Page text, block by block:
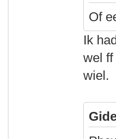
Of
Ik
wel
wiel.